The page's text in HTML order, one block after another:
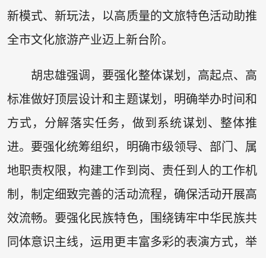
新模式、新玩法，以高质量的文旅特色活动助推
全市文化旅游产业迈上新台阶。
胡忠雄强调，要强化整体谋划，高起点、高
标准做好顶层设计和主题谋划，明确举办时间和
方式，分解落实任务，做到系统谋划、整体推
进。要强化统筹组织，明确市级领导、部门、属
地职责权限，构建工作到岗、责任到人的工作机
制，制定细致完善的活动流程，确保活动开展高
效流畅。要强化民族特色，围绕铸牢中华民族共
同体意识主线，运用更丰富多彩的表演方式，举